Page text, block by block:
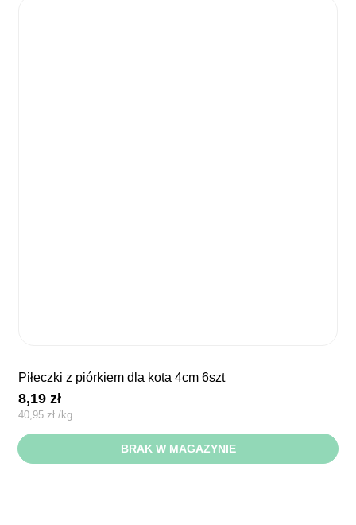
piłeczki z piórkiem dla kota 4cm 6szt
8,19zł
40,95zł /kg
BRAK W MAGAZYNIE